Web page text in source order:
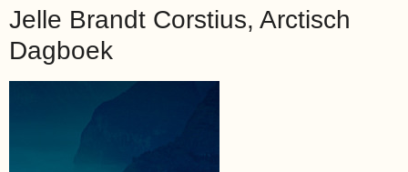
Jelle Brandt Corstius, Arctisch
Dagboek